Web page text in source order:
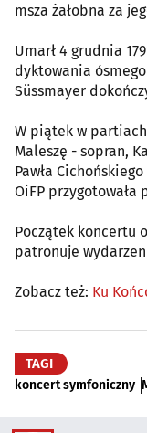
msza żałobna za
Umarł 4 grudnia
dyktowania
Süssmayer
W piątek w
Maleszę - sopran,
Pawła
OiFP
Początek koncertu
patronuje
Zobacz też: Ku
TAGI
koncert symfoniczny